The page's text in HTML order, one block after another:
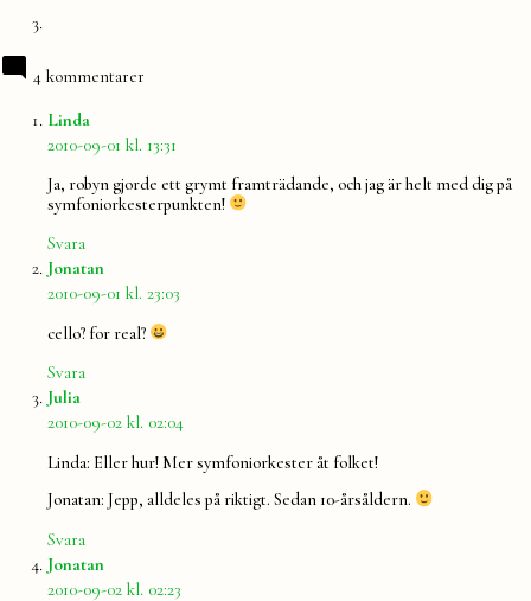
4 kommentarer
Linda
2010-09-01 kl. 13:31
Ja, robyn gjorde ett grymt framträdande, och jag är helt med dig på
symfoniorkesterpunkten!
Svara
Jonatan
2010-09-01 kl. 23:03
cello? for real?
Svara
Julia
2010-09-02 kl. 02:04
Linda: Eller hur! Mer symfoniorkester åt folket!
Jonatan: Jepp, alldeles på riktigt. Sedan 10-årsåldern.
Svara
Jonatan
2010-09-02 kl. 02:23